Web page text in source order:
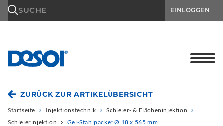
SUCHE EINLOGGEN
ZURÜCK ZUR ARTIKELÜBERSICHT
Startseite Injektionstechnik
Schleier- & Flächeninjektion
Schleierinjektion
Gel-Stahlpacker Ø 18 x 565 mm